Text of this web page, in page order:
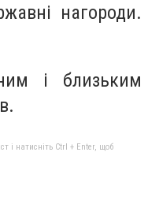
нагороди.
і близьким
і натисніть Ctrl + Enter, щоб